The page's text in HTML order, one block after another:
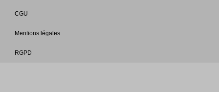
CGU
Mentions légales
RGPD